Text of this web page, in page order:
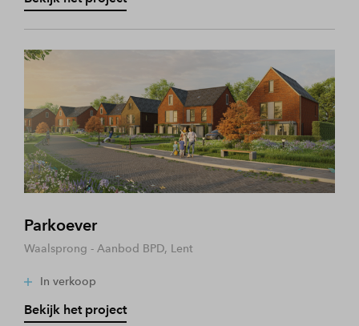
Parkoever
Waalsprong - Aanbod BPD, Lent
In verkoop
Bekijk het project